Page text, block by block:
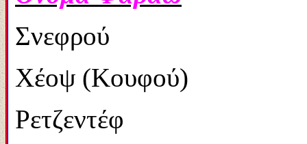
Σνεφρού
Χέοψ (Κουφού)
Ρετζεντέφ